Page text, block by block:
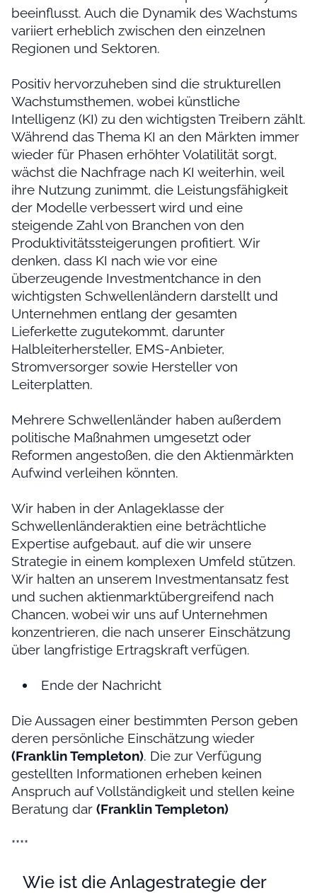
beeinflusst. Auch die Dynamik des Wachstums
variiert erheblich zwischen den einzelnen
Regionen und Sektoren.
Positiv hervorzuheben sind die strukturellen
Wachstumsthemen, wobei künstliche
Intelligenz (KI) zu den wichtigsten Treibern zählt.
Während das Thema KI an den Märkten immer
wieder für Phasen erhöhter Volatilität sorgt,
wächst die Nachfrage nach KI weiterhin, weil
ihre Nutzung zunimmt, die Leistungsfähigkeit
der Modelle verbessert wird und eine
steigende Zahl von Branchen von den
Produktivitätssteigerungen profitiert. Wir
denken, dass KI nach wie vor eine
überzeugende Investmentchance in den
wichtigsten Schwellenländern darstellt und
Unternehmen entlang der gesamten
Lieferkette zugutekommt, darunter
Halbleiterhersteller, EMS-Anbieter,
Stromversorger sowie Hersteller von
Leiterplatten.
Mehrere Schwellenländer haben außerdem
politische Maßnahmen umgesetzt oder
Reformen angestoßen, die den Aktienmärkten
Aufwind verleihen könnten.
Wir haben in der Anlageklasse der
Schwellenländeraktien eine beträchtliche
Expertise aufgebaut, auf die wir unsere
Strategie in einem komplexen Umfeld stützen.
Wir halten an unserem Investmentansatz fest
und suchen aktienmarktübergreifend nach
Chancen, wobei wir uns auf Unternehmen
konzentrieren, die nach unserer Einschätzung
über langfristige Ertragskraft verfügen.
Ende der Nachricht
Die Aussagen einer bestimmten Person geben
deren persönliche Einschätzung wieder
(Franklin Templeton). Die zur Verfügung
gestellten Informationen erheben keinen
Anspruch auf Vollständigkeit und stellen keine
Beratung dar (Franklin Templeton)
****
Wie ist die Anlagestrategie der